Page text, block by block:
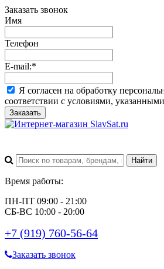
Заказать звонок
Имя
Телефон
E-mail:*
Я согласен на обработку
соответствии с условиями,
Заказать
Время работы:
ПН-ПТ 09:00 - 21:00
СБ-ВС 10:00 - 20:00
+7 (919) 760-56-64
Заказать звонок